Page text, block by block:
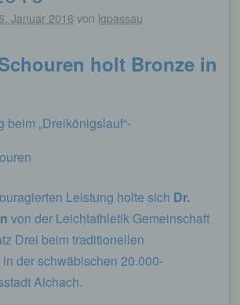
6. Januar 2016 von lgpassau
holt Bronze in
beim „Dreikönigslauf“-
Leistung holte sich Dr.
von der Leichtathletik Gemeinschaft
Drei beim traditionellen
in der schwäbischen 20.000-
Aichach.